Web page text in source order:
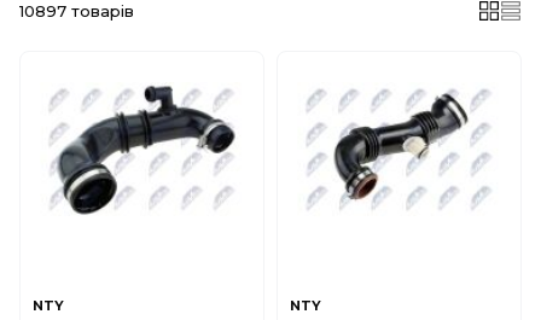
FIAT
FORD
10897 товарів
NTY NTY